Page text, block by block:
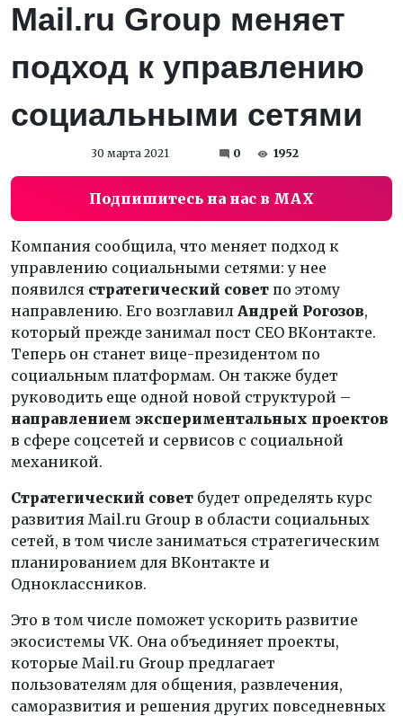
Mail.ru Group меняет
подход к управлению
социальными сетями
30 марта 2021 0 1952
Подпишитесь на нас в MAX
Компания сообщила, что меняет подход к
управлению социальными сетями: у нее
появился стратегический совет по этому
направлению. Его возглавил Андрей Рогозов,
который прежде занимал пост CEO ВКонтакте.
Теперь он станет вице-президентом по
социальным платформам. Он также будет
руководить еще одной новой структурой –
направлением экспериментальных проектов
в сфере соцсетей и сервисов с социальной
механикой.
Стратегический совет будет определять курс
развития Mail.ru Group в области социальных
сетей, в том числе заниматься стратегическим
планированием для ВКонтакте и
Одноклассников.
Это в том числе поможет ускорить развитие
экосистемы VK. Она объединяет проекты,
которые Mail.ru Group предлагает
пользователям для общения, развлечения,
саморазвития и решения других повседневных